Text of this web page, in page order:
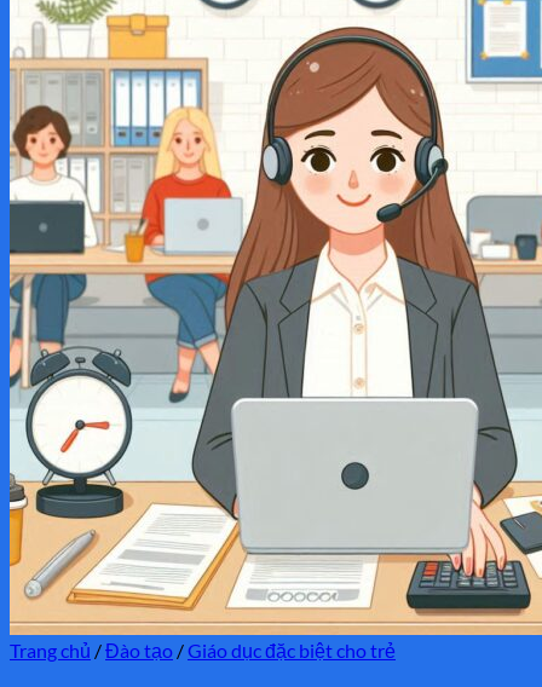
Trang chủ /Đào tạo /Giáo dục đặc biệt cho trẻ